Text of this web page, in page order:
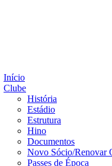
Início
Clube
História
Estádio
Estrutura
Hino
Documentos
Novo Sócio/Renovar
Passes de Época